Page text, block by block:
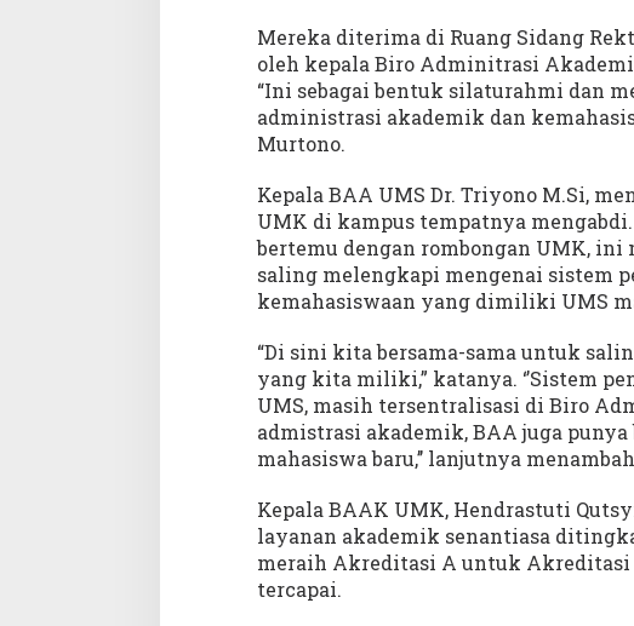
Mereka diterima di Ruang Sidang
oleh kepala Biro Adminitrasi
“Ini sebagai bentuk silaturahmi dan
administrasi akademik dan
Murtono.
Kepala BAA UMS Dr. Triyono M.Si,
UMK di kampus tempatnya
bertemu dengan rombongan UMK, ini
saling melengkapi mengenai sistem
kemahasiswaan yang dimiliki UMS
“Di sini kita bersama-sama untuk
yang kita miliki,” katanya. ‘’Sistem
UMS, masih tersentralisasi di Biro
admistrasi akademik, BAA juga
mahasiswa baru,’’ lanjutnya
Kepala BAAK UMK, Hendrastuti
layanan akademik senantiasa
meraih Akreditasi A untuk
tercapai.